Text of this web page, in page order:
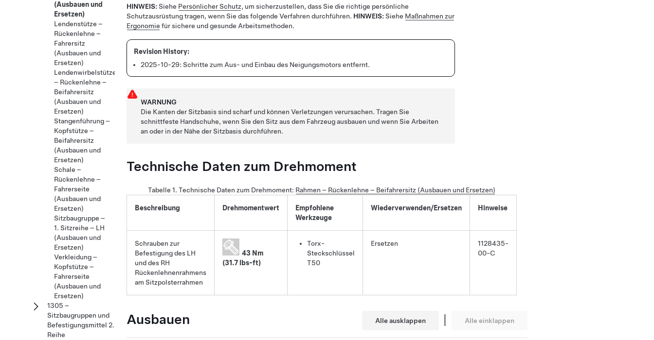
HINWEIS: Siehe Persönlicher Schutz, um sicherzustellen, dass Sie die richtige persönliche
Schutzausrüstung tragen, wenn Sie das folgende Verfahren durchführen. HINWEIS: Siehe Maßnahmen zur
Ergonomie für sichere und gesunde Arbeitsmethoden.
2025-10-29: Schritte zum Aus- und Einbau des Neigungsmotors entfernt.
WARNUNG
Die Kanten der Sitzbasis sind scharf und können Verletzungen verursachen. Tragen Sie
schnittfeste Handschuhe, wenn Sie den Sitz aus dem Fahrzeug ausbauen und wenn Sie Arbeiten
an oder in der Nähe der Sitzbasis durchführen.
Technische Daten zum Drehmoment
Tabelle 1. Technische Daten zum Drehmoment: Rahmen – Rückenlehne – Beifahrersitz (Ausbauen und Ersetzen)
Beschreibung Drehmomentwert
Empfohlene
Werkzeuge
Wiederverwenden/Ersetzen Hinweise
Schrauben zur
Befestigung des LH
und des RH
Rückenlehnenrahmens
am Sitzpolsterrahmen
43 Nm
(31.7 lbs-ft)
Torx-
Steckschlüssel
T50
Ersetzen
1128435-
00-C
Ausbauen Alle ausklappen | Alle einklappen
(Ausbauen und
Ersetzen)
Lendenstütze –
Rückenlehne –
Fahrersitz
(Ausbauen und
Ersetzen)
Lendenwirbelstütze
– Rückenlehne –
Beifahrersitz
(Ausbauen und
Ersetzen)
Stangenführung –
Kopfstütze –
Beifahrersitz
(Ausbauen und
Ersetzen)
Schale –
Rückenlehne –
Fahrerseite
(Ausbauen und
Ersetzen)
Sitzbaugruppe –
1. Sitzreihe – LH
(Ausbauen und
Ersetzen)
Verkleidung –
Kopfstütze –
Fahrerseite
(Ausbauen und
Ersetzen)
1305 –
Sitzbaugruppen und
Befestigungsmittel 2.
Reihe